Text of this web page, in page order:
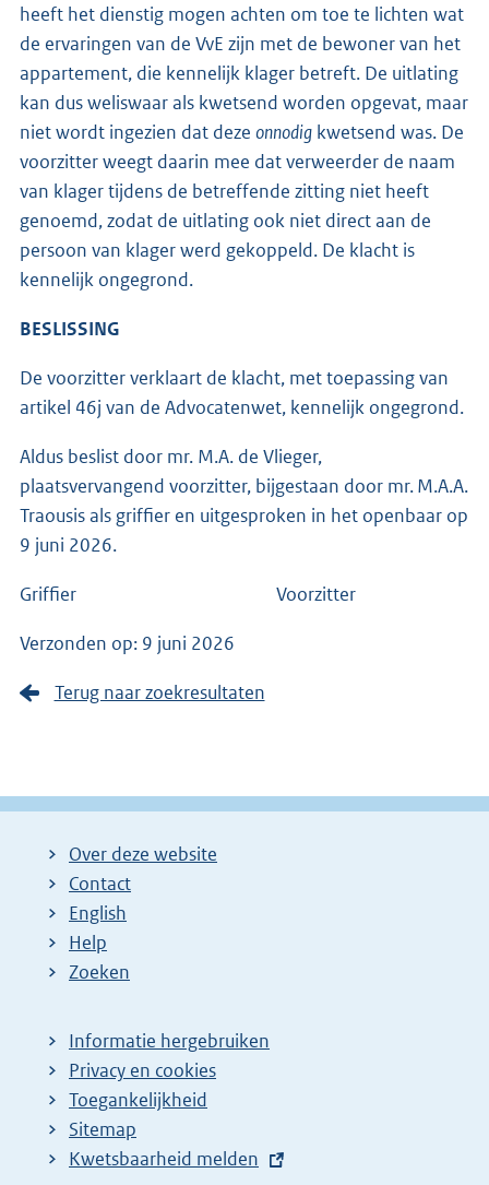
heeft het dienstig mogen achten om toe te lichten wat
de ervaringen van de VvE zijn met de bewoner van het
appartement, die kennelijk klager betreft. De uitlating
kan dus weliswaar als kwetsend worden opgevat, maar
niet wordt ingezien dat deze onnodig kwetsend was. De
voorzitter weegt daarin mee dat verweerder de naam
van klager tijdens de betreffende zitting niet heeft
genoemd, zodat de uitlating ook niet direct aan de
persoon van klager werd gekoppeld. De klacht is
kennelijk ongegrond.
BESLISSING
De voorzitter verklaart de klacht, met toepassing van
artikel 46j van de Advocatenwet, kennelijk ongegrond.
Aldus beslist door mr. M.A. de Vlieger,
plaatsvervangend voorzitter, bijgestaan door mr. M.A.A.
Traousis als griffier en uitgesproken in het openbaar op
9 juni 2026.
Griffier Voorzitter
Verzonden op: 9 juni 2026
Terug naar zoekresultaten
Over deze website
Contact
English
Help
Zoeken
Informatie hergebruiken
Privacy en cookies
Toegankelijkheid
Sitemap
E
Kwetsbaarheid melden